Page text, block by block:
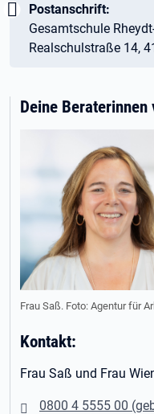
Wichtig:
Postanschrift:
Gesamtschule
Realschulstraße 14,
Deine Beraterinnen
Frau Saß. Foto: Agentur für
Kontakt:
Frau Saß und Frau
0800 4 5555 00